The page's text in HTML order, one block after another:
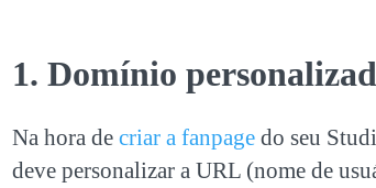
1. ‏Domínio
Na hora de criar a fanpage do seu
deve personalizar a URL (nome de